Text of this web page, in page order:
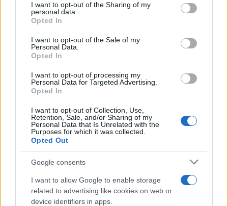
not limited to your visit or usage behaviour. You may click to
grant or deny consent to Google and its third-party tags to
use your data for below specified purposes in below Google
consent section.
I want to opt-out of the Sharing of my
personal data.
Opted In
I want to opt-out of the Sale of my
Personal Data.
Opted In
I want to opt-out of processing my
Personal Data for Targeted Advertising.
Opted In
I want to opt-out of Collection, Use,
Retention, Sale, and/or Sharing of my
Personal Data that Is Unrelated with the
Purposes for which it was collected.
Opted Out
Google consents
I want to allow Google to enable storage
related to advertising like cookies on web or
device identifiers in apps.
«Βαριά καμπάνα» στον 27χρονο τράπερ
που έτρεχε με 182 χιλιόμετρα την ώρα σε
δρόμο με όριο τα 80
Μητσοτάκης στην υπογραφή συμφωνίας
για την ηλεκτρική διασύνδεση Ελλάδας –
Κύπρου: «Ισχυρή ψήφος εμπιστοσύνης» η
Πιο σχολιασμένα
Canadair 515: Οι πρώτες εικόνες από την
κατασκευή του αεροσκάφους που θα
επιχειρεί και τη νύχτα στα μέτωπα της
φωτιάς
Αυγερινός, Μουτσάτσου και ακόμη 20
πρώην στελέχη κατά Καρυστιανού: «Δεν
αποχωρήσαμε για καρέκλες», αιχμές για
«συγκεντρωτικό μοντέλο»